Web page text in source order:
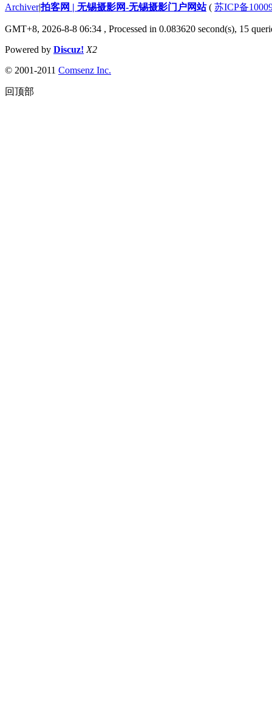
Archiver|拍客网 | 无锡摄影网-无锡摄影门户网站( 苏ICP备
GMT+8, 2026-8-8 06:34 , Processed in 0.083620 second(s), 15
Powered by Discuz! X2
© 2001-2011 Comsenz Inc.
回顶部